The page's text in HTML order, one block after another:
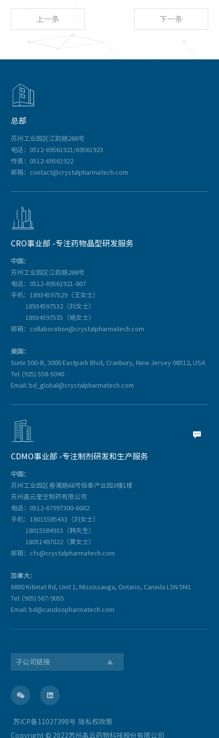
上一条 下一条


总部
苏州工业园区江韵路288号
电话：0512-69561921/69561923
传真：0512-69561922
邮箱：contact@crystalpharmatech.com

CRO事业部 -专注药物晶型研发服务
中国：
苏州工业园区江韵路288号
电话：0512-69561921-807
手机：18934597529（王女士）
18934597532（刘女士）
18934597535（姚女士）
邮箱：collaboration@crystalpharmatech.com
美国：
Suite 500-B, 3000 Eastpark Blvd, Cranbury, New Jersey 08512, USA
Tel: (925) 558-5040
Email: bd_global@crystalpharmatech.com

CDMO事业部 -专注制剂研发和生产服务
中国：
苏州工业园区春浦路68号恒泰产业园3幢1楼
苏州晶云星空制药有限公司
电话：0512-67997300-6002
手机：18015585433（刘女士）
18015584933（韩先生）
18051487022（黄女士）
邮箱：cfs@crystalpharmatech.com
加拿大：
6800 Kitimat Rd, Unit 1, Mississauga, Ontario, Canada L5N 5M1
Tel: (905) 567-9055
Email: bd@candoopharmatech.com
子公司链接
 
苏ICP备11027398号
隐私权政策
Copyright © 2022苏州晶云药物科技股份有限公司